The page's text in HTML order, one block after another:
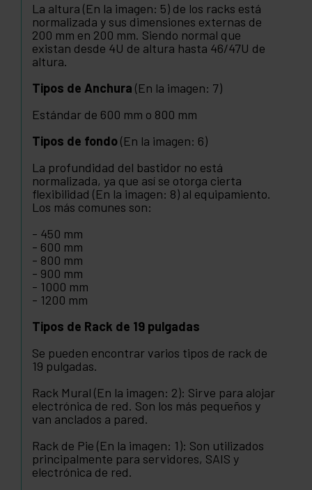
La altura (En la imagen: 5) de los racks está
normalizada y sus dimensiones externas de
200 mm en 200 mm. Siendo normal que
existan desde 4U de altura hasta 46/47U de
altura.
Tipos de Anchura (En la imagen: 7)
Estándar de 600 mm o 800 mm
Tipos de fondo(En la imagen: 6)
La profundidad del bastidor no está
normalizada, ya que así se otorga cierta
flexibilidad (En la imagen: 8) al equipamiento.
Los más comunes son:
- 450 mm
- 600 mm
- 800 mm
- 900 mm
- 1000 mm
- 1200 mm
Tipos de Rack de 19 pulgadas
Se pueden encontrar varios tipos de rack de
19 pulgadas.
Rack Mural (En la imagen: 2): Sirve para alojar
electrónica de red. Son los más pequeños y
van anclados a pared.
Rack de Pie (En la imagen: 1): Son utilizados
principalmente para servidores, SAIS y
electrónica de red.